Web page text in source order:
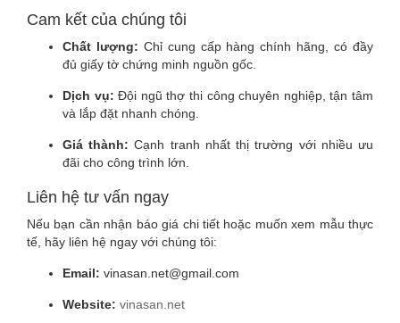
Cam kết của chúng tôi
Chất lượng: Chỉ cung cấp hàng chính hãng, có đầy
đủ giấy tờ chứng minh nguồn gốc.
Dịch vụ: Đội ngũ thợ thi công chuyên nghiệp, tận tâm
và lắp đặt nhanh chóng.
Giá thành: Cạnh tranh nhất thị trường với nhiều ưu
đãi cho công trình lớn.
Liên hệ tư vấn ngay
Nếu bạn cần nhận báo giá chi tiết hoặc muốn xem mẫu thực
tế, hãy liên hệ ngay với chúng tôi:
Email: vinasan.net@gmail.com
Website: vinasan.net